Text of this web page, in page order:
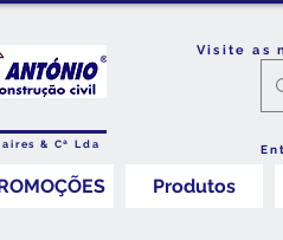
Visite as
& Cª Lda
Produtos